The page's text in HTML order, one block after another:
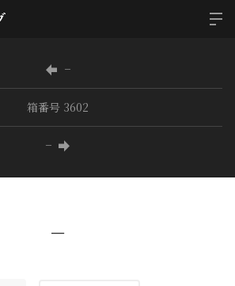
−
箱番号 3602
−
−